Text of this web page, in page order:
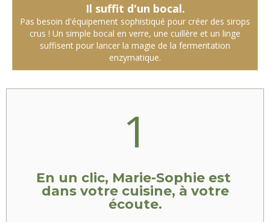
Il suffit d'un bocal.
Pas besoin d'équipement sophistiqué pour créer des sirops
crus ! Un simple bocal en verre, une cuillère et un linge
suffisent pour lancer la magie de la fermentation
enzymatique.
1
En un clic, Marie-Sophie est
dans votre cuisine, à votre
écoute.